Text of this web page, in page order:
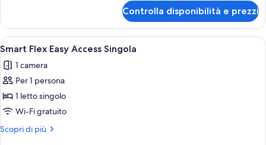
Access
Flex
Tripla
Easy
Controlla disponibilità e prezzi
Apri
tutte
le
foto
per
Smart
Flex
Easy
Minibar, una scrivania, tende
3
Smart Flex Easy Access Singola
1 camera
Per 1 persona
1 letto singolo
Wi-Fi gratuito
Scopri di più
Altri